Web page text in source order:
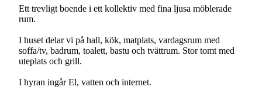
Ett trevligt boende i ett kollektiv med fina ljusa möblerade
rum.
I huset delar vi på hall, kök, matplats, vardagsrum med
soffa/tv, badrum, toalett, bastu och tvättrum. Stor tomt med
uteplats och grill.
I hyran ingår El, vatten och internet.